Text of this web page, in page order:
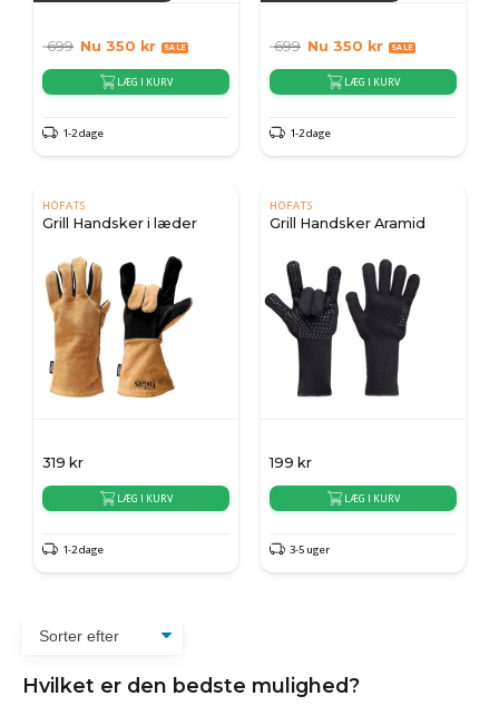
699 Nu 350 kr
LÆG I KURV
1-2 dage
699 Nu 350 kr
LÆG I KURV
1-2 dage
HÖFATS
Grill Handsker i læder
319 kr
LÆG I KURV
1-2 dage
HÖFATS
Grill Handsker Aramid
199 kr
LÆG I KURV
3-5 uger
Hvilket er den bedste mulighed?